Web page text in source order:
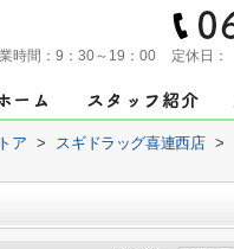
時間： 9：30～19：00 定休日：
ア > スギドラッグ喜連西店 >